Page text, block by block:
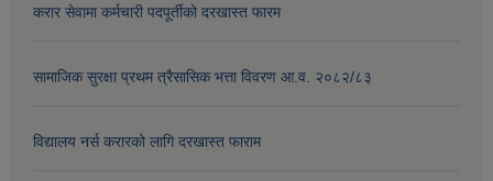
करार सेवामा कर्मचारी पदपूर्तीको दरखास्त फारम
सामाजिक सुरक्षा प्रथम त्रैसासिक भत्ता विवरण आ.व. २०८२/८३
विद्यालय नर्स करारको लागि दरखास्त फाराम